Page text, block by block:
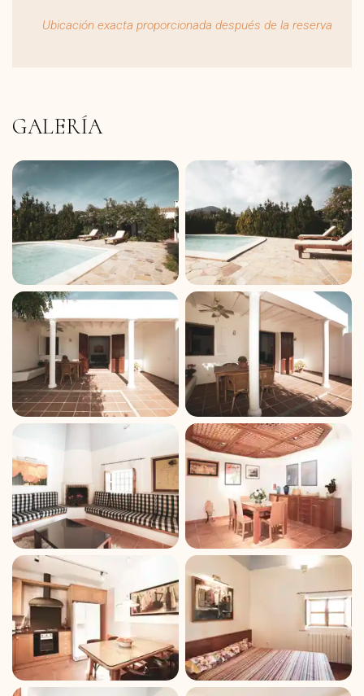
Ubicación exacta proporcionada después de la reserva
GALERÍA